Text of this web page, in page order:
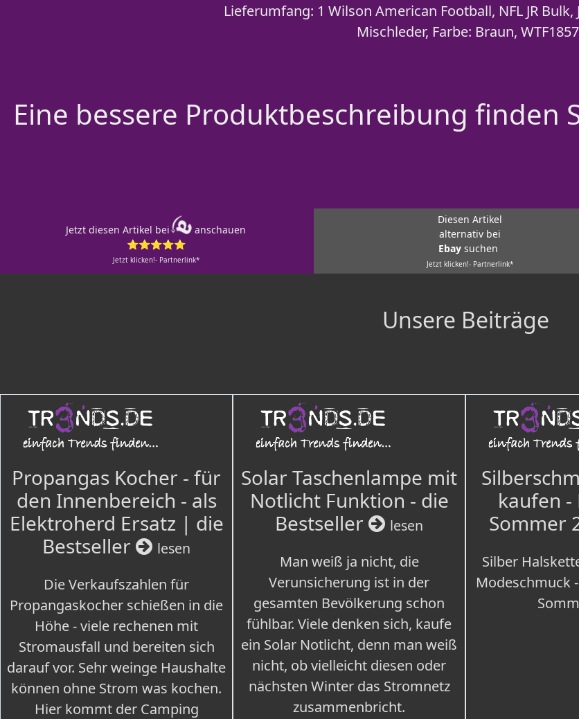
Lieferumfang: 1 Wilson American Football, NFL JR
Mischleder, Farbe: Braun,
Eine bessere Produktbeschreibung finden
Jetzt diesen Artikel bei
anschauen
⭐⭐⭐⭐⭐
Jetzt klicken!- Partnerlink*
Diesen Artikel
alternativ bei
Ebay suchen
Jetzt klicken!- Partnerlink*
Unsere Beiträge
Propangas Kocher - für
den Innenbereich - als
Elektroherd Ersatz | die
Bestseller
lesen
Die Verkaufszahlen für
Propangaskocher schießen in die
Höhe - viele rechenen mit
Stromausfall und bereiten sich
darauf vor. Sehr weinge Haushalte
können ohne Strom was kochen.
Hier kommt der Camping
Solar Taschenlampe mit
Notlicht Funktion - die
Bestseller
lesen
Man weiß ja nicht, die
Verunsicherung ist in der
gesamten Bevölkerung schon
fühlbar. Viele denken sich, kaufe
ein Solar Notlicht, denn man weiß
nicht, ob vielleicht diesen oder
nächsten Winter das Stromnetz
zusammenbricht.
kaufen -
Sommer
Silber
Modeschmuck